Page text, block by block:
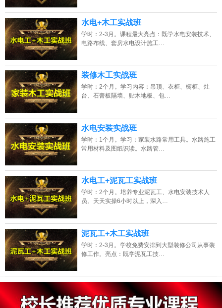
水电+木工实战班
学时：2-3月。课程最大亮点：既学水电安装技术、
电路布线、套房水电设计施工…
装修木工实战班
学时：2个月。学习内容：吊顶、衣柜、橱柜、灶
台、石膏板隔墙、贴木地板、包…
水电安装实战班
学时：1个月。学习：家装水路常用工具。水路施工
常用材料及图纸识读。水路管…
水电工+泥瓦工实战班
学时：2个月。培养专业泥瓦工、水电安装技术人
员。天天实操6小时以上，深入…
泥瓦工+木工实战班
学时：2-3月。学校免费安排到大型装修公司从事装
修工作。亮点：既学泥瓦工技…